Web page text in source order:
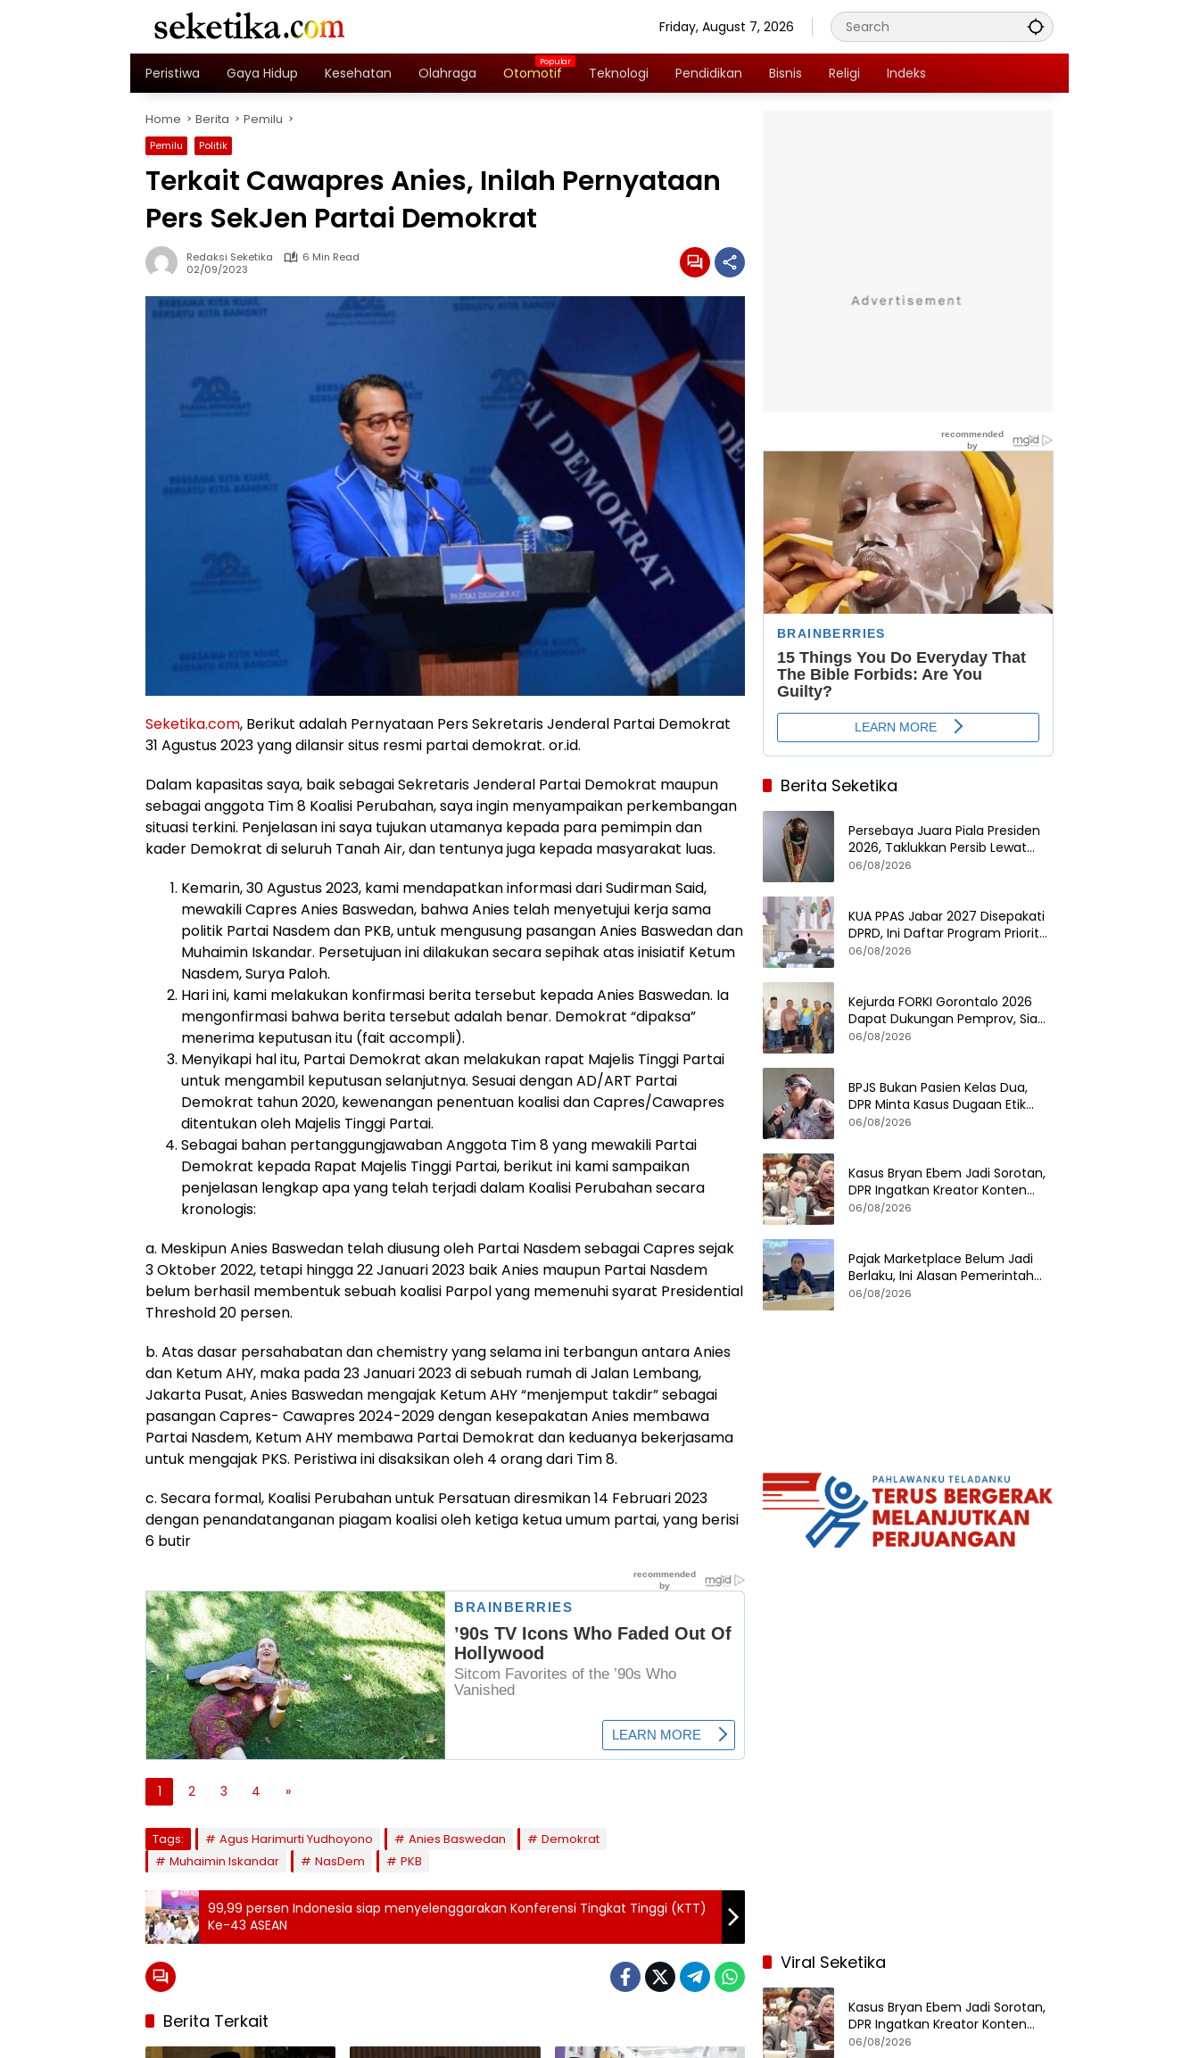
Friday, August 7, 2026
Peristiwa Gaya Hidup Kesehatan Olahraga Otomotif Teknologi Pendidikan Bisnis Religi Indeks
Home Berita Pemilu
Pemilu Politik
Terkait Cawapres Anies, Inilah Pernyataan
Pers SekJen Partai Demokrat
Redaksi Seketika
6 Min Read
02/09/2023
Seketika.com, Berikut adalah Pernyataan Pers Sekretaris Jenderal Partai Demokrat
31 Agustus 2023 yang dilansir situs resmi partai demokrat. or.id.
Dalam kapasitas saya, baik sebagai Sekretaris Jenderal Partai Demokrat maupun
sebagai anggota Tim 8 Koalisi Perubahan, saya ingin menyampaikan perkembangan
situasi terkini. Penjelasan ini saya tujukan utamanya kepada para pemimpin dan
kader Demokrat di seluruh Tanah Air, dan tentunya juga kepada masyarakat luas.
Kemarin, 30 Agustus 2023, kami mendapatkan informasi dari Sudirman Said,
mewakili Capres Anies Baswedan, bahwa Anies telah menyetujui kerja sama
politik Partai Nasdem dan PKB, untuk mengusung pasangan Anies Baswedan dan
Muhaimin Iskandar. Persetujuan ini dilakukan secara sepihak atas inisiatif Ketum
Nasdem, Surya Paloh.
Hari ini, kami melakukan konfirmasi berita tersebut kepada Anies Baswedan. Ia
mengonfirmasi bahwa berita tersebut adalah benar. Demokrat “dipaksa”
menerima keputusan itu (fait accompli).
Menyikapi hal itu, Partai Demokrat akan melakukan rapat Majelis Tinggi Partai
untuk mengambil keputusan selanjutnya. Sesuai dengan AD/ART Partai
Demokrat tahun 2020, kewenangan penentuan koalisi dan Capres/Cawapres
ditentukan oleh Majelis Tinggi Partai.
Sebagai bahan pertanggungjawaban Anggota Tim 8 yang mewakili Partai
Demokrat kepada Rapat Majelis Tinggi Partai, berikut ini kami sampaikan
penjelasan lengkap apa yang telah terjadi dalam Koalisi Perubahan secara
kronologis:
a. Meskipun Anies Baswedan telah diusung oleh Partai Nasdem sebagai Capres sejak
3 Oktober 2022, tetapi hingga 22 Januari 2023 baik Anies maupun Partai Nasdem
belum berhasil membentuk sebuah koalisi Parpol yang memenuhi syarat Presidential
Threshold 20 persen.
b. Atas dasar persahabatan dan chemistry yang selama ini terbangun antara Anies
dan Ketum AHY, maka pada 23 Januari 2023 di sebuah rumah di Jalan Lembang,
Jakarta Pusat, Anies Baswedan mengajak Ketum AHY “menjemput takdir” sebagai
pasangan Capres- Cawapres 2024-2029 dengan kesepakatan Anies membawa
Partai Nasdem, Ketum AHY membawa Partai Demokrat dan keduanya bekerjasama
untuk mengajak PKS. Peristiwa ini disaksikan oleh 4 orang dari Tim 8.
c. Secara formal, Koalisi Perubahan untuk Persatuan diresmikan 14 Februari 2023
dengan penandatanganan piagam koalisi oleh ketiga ketua umum partai, yang berisi
6 butir
1 2 3 4 »
Tags: Agus Harimurti Yudhoyono Anies Baswedan
Demokrat
Muhaimin Iskandar
NasDem PKB
99,99 persen Indonesia siap menyelenggarakan Konferensi Tingkat Tinggi (KTT)
Ke-43 ASEAN
Berita Terkait
Berita Seketika
Persebaya Juara Piala Presiden
2026, Taklukkan Persib Lewat
Adu Penalti Dramatis
06/08/2026
KUA PPAS Jabar 2027 Disepakati
DPRD, Ini Daftar Program Prioritas
Pemerintah Provinsi
06/08/2026
Kejurda FORKI Gorontalo 2026
Dapat Dukungan Pemprov, Siap
Cetak Atlet Karate Berprestasi
06/08/2026
BPJS Bukan Pasien Kelas Dua,
DPR Minta Kasus Dugaan Etik
Tenaga Kesehatan Diusut
06/08/2026
Kasus Bryan Ebem Jadi Sorotan,
DPR Ingatkan Kreator Konten
Soal Privasi dan UU PDP
06/08/2026
Pajak Marketplace Belum Jadi
Berlaku, Ini Alasan Pemerintah
Menundanya
06/08/2026
Viral Seketika
Kasus Bryan Ebem Jadi Sorotan,
DPR Ingatkan Kreator Konten
Soal Privasi dan UU PDP
06/08/2026